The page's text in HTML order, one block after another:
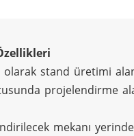
olarak stand üretimi
projelendirme
mekanı